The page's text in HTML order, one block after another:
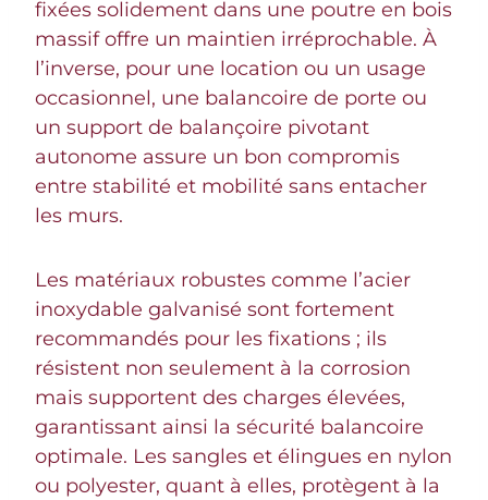
fixées solidement dans une poutre en bois
massif offre un maintien irréprochable. À
l’inverse, pour une location ou un usage
occasionnel, une balancoire de porte ou
un support de balançoire pivotant
autonome assure un bon compromis
entre stabilité et mobilité sans entacher
les murs.
Les matériaux robustes comme l’acier
inoxydable galvanisé sont fortement
recommandés pour les fixations ; ils
résistent non seulement à la corrosion
mais supportent des charges élevées,
garantissant ainsi la sécurité balancoire
optimale. Les sangles et élingues en nylon
ou polyester, quant à elles, protègent à la